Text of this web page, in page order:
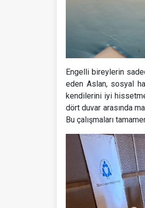
Engelli bireylerin
eden Aslan, sosyal
kendilerini iyi
dört duvar arasında
Bu çalışmaları